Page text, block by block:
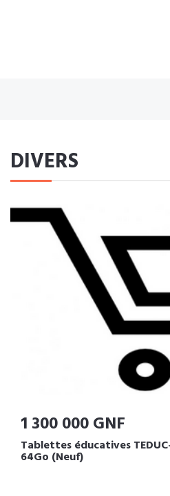
DIVERS
1 300 000 GNF
Tablettes éducatives
64Go (Neuf)